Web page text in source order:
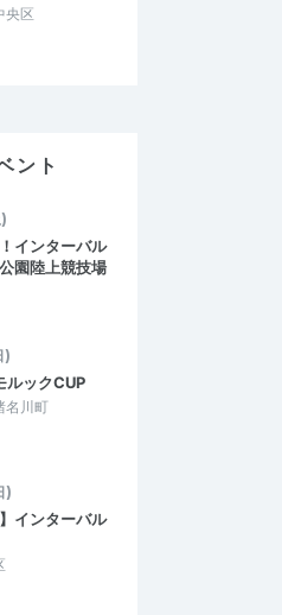
2026/04/28
山のコースか知りたくて参加しまし
田さんの分かりやすい説明や、コー
イントなどを教えて頂きとても良…
央区
ント
インターバル
園陸上競技場
)
ルックCUP
名川町
)
インターバル